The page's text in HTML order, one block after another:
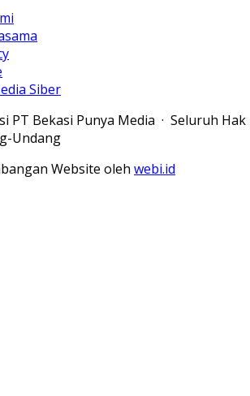
Siber
PT Bekasi Punya Media · Seluruh Hak
Undang
Website oleh webi.id